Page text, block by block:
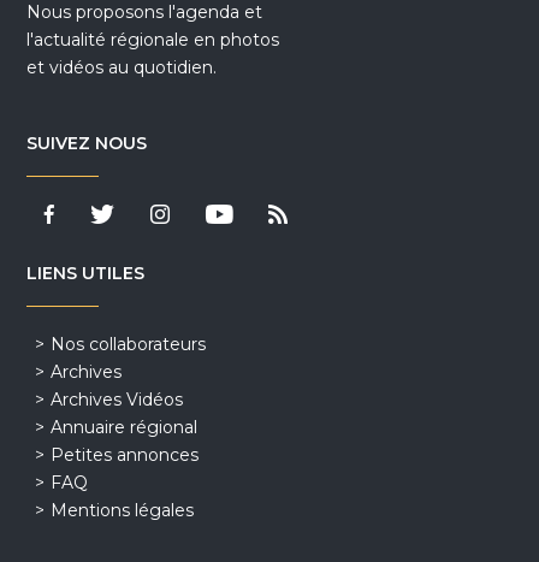
Nous proposons l'agenda et
l'actualité régionale en photos
et vidéos au quotidien.
SUIVEZ NOUS
LIENS UTILES
Nos collaborateurs
Archives
Archives Vidéos
Annuaire régional
Petites annonces
FAQ
Mentions légales